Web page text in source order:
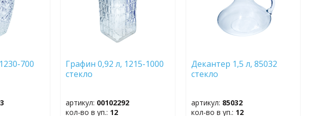
700
Графин 0,92 л, 1215-1000
стекло
артикул: 00102292
кол-во в уп.: 12
Декантер 1,5 л, 85032
стекло
артикул: 85032
кол-во в уп.: 12